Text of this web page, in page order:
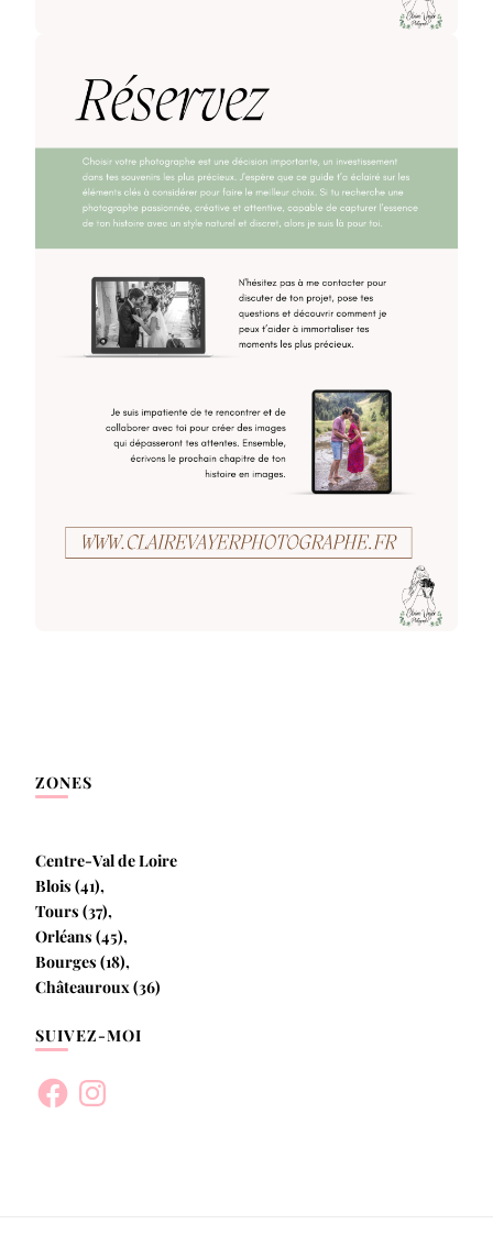
ZONES
Centre-Val de Loire
Blois (41),
Tours (37),
Orléans (45),
Bourges (18),
Châteauroux (36)
SUIVEZ-MOI
FacebookInstagram